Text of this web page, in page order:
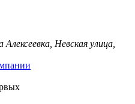
Алексеевка, Невская улица,